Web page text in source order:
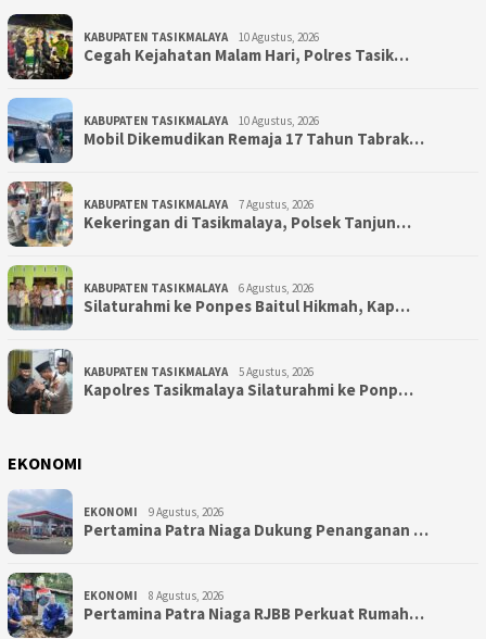
KABUPATEN TASIKMALAYA 10 Agustus, 2026
Cegah Kejahatan Malam Hari, Polres Tasik…
KABUPATEN TASIKMALAYA 10 Agustus, 2026
Mobil Dikemudikan Remaja 17 Tahun Tabrak…
KABUPATEN TASIKMALAYA 7 Agustus, 2026
Kekeringan di Tasikmalaya, Polsek Tanjun…
KABUPATEN TASIKMALAYA 6 Agustus, 2026
Silaturahmi ke Ponpes Baitul Hikmah, Kap…
KABUPATEN TASIKMALAYA 5 Agustus, 2026
Kapolres Tasikmalaya Silaturahmi ke Ponp…
EKONOMI
EKONOMI 9 Agustus, 2026
Pertamina Patra Niaga Dukung Penanganan …
EKONOMI 8 Agustus, 2026
Pertamina Patra Niaga RJBB Perkuat Rumah…